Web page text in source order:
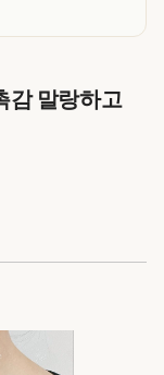
감 말랑하고